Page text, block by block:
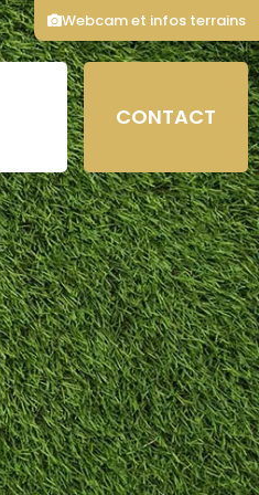
CONTACT
Webcam et infos terrains